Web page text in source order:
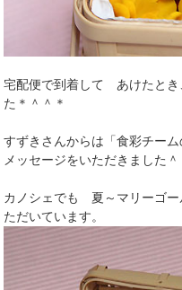
宅配便で到着して あけたと
た＊＾＾＊
すずきさんからは「食彩チー
メッセージをいただきました＾
カノシェでも 夏～マリーゴ
ただいています。